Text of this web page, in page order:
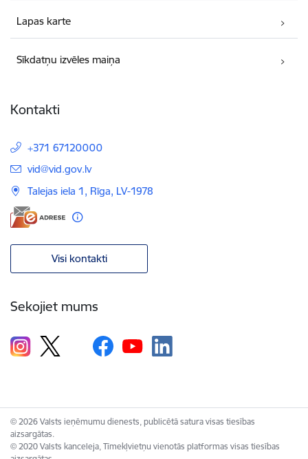
Lapas karte
Sīkdatņu izvēles maiņa
Kontakti
+371 67120000
E-pasts:
vid@vid.gov.lv
Talejas iela 1, Rīga, LV-1978
Visi kontakti
Sekojiet mums
© 2026 Valsts ieņēmumu dienests, publicētā satura visas tiesības
aizsargātas.
© 2020 Valsts kanceleja, Tīmekļvietņu vienotās platformas visas tiesības